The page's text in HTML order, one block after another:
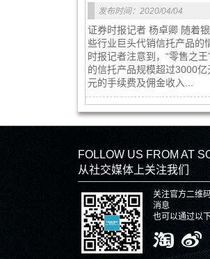
发布时间：2020/04/04
证券时报记者 杨卓卿 随着
些行业巨头代销信托产品的
时报记者注意到，“零售之
的信托产品规模超过3000
元的手续费及佣金收入...
FOLLOW US FROM AT
从社交媒体上关注我们
关注官方二维
消息
也可以通过以